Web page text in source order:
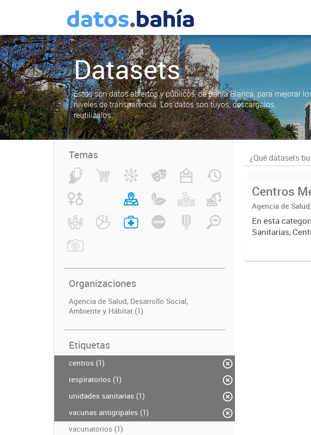
Datasets
Estos son datos abiertos y públicos, de Bahía Blanca, para mejorar
niveles de transparencia. Los datos son tuyos, descargalos,
reutilizalos.
Temas
Organizaciones
Agencia de Salud, Desarrollo Social,
Ambiente y Hábitat (1)
Etiquetas
centros (1)
respiratorios (1)
unidades sanitarias (1)
vacunas antigripales (1)
vacunatorios (1)
Centros
Agencia de
En esta
Sanitarias,